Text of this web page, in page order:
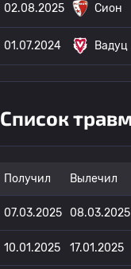
02.08.2025 Сион
01.07.2024 Вадуц
Список
Получил Вылечил
07.03.2025 08.03.2025
10.01.2025 17.01.2025